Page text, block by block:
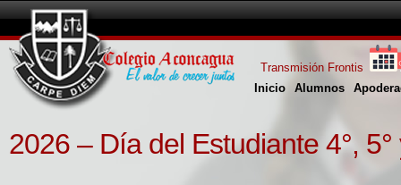
Inicio Alumnos
Transmisión Frontis
2026 – Día del Estudiante 4°, 5°